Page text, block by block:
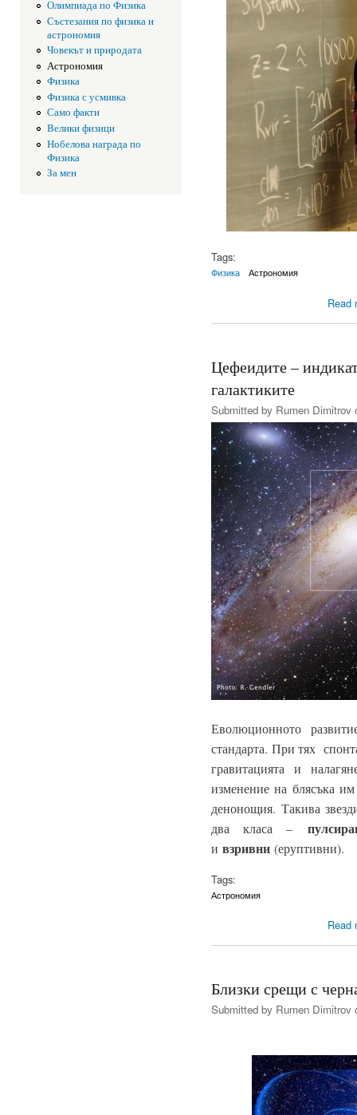
Олимпиада по Физика
Състезания по физика и
астрономия
Човекът и природата
Астрономия
Физика
Физика с усмивка
Само факти
Велики физици
Нобелова награда по
Физика
За мен
Tags:
Физика Астрономия
Read
Цефеидите –
галактиките
Submitted by Rumen Dimitrov
Еволюционното
стандарта. При тях
гравитацията и
изменение на блясъка
денонощия. Такива
два класа –
и взривни (еруптивни).
Tags:
Астрономия
Read
Близки срещи с
Submitted by Rumen Dimitrov